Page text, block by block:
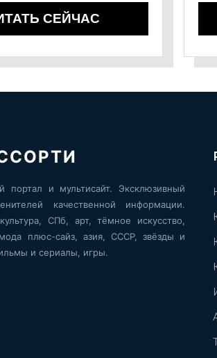
СЕЙЧАС
портал и мультисайт. Эксклюзивный
качественной информации.
СПб, арт, тёмное искусство,
плюс-сайз, азия, СССР, звёзды и
и сериалы, игры.